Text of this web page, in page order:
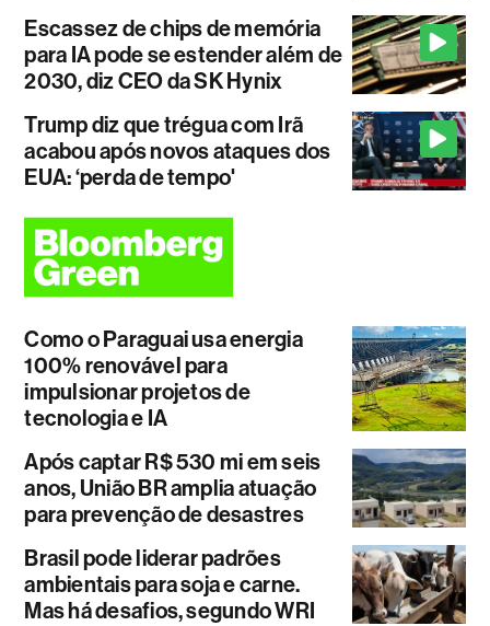
Escassez de chips de memória
para IA pode se estender além de
2030, diz CEO da SK Hynix
Trump diz que trégua com Irã
acabou após novos ataques dos
EUA: ‘perda de tempo'
Como o Paraguai usa energia
100% renovável para
impulsionar projetos de
tecnologia e IA
Após captar R$ 530 mi em seis
anos, União BR amplia atuação
para prevenção de desastres
Brasil pode liderar padrões
ambientais para soja e carne.
Mas há desafios, segundo WRI